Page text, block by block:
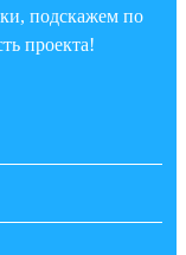
подскажем по
проекта!